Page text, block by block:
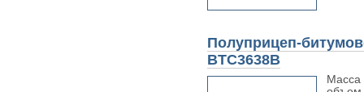
Полуприцеп-
BTC3638B
Масса